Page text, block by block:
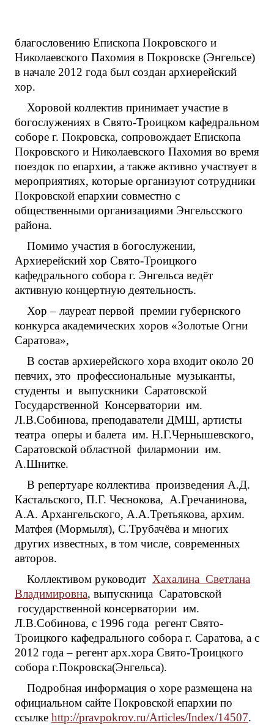
благословению Епископа Покровского и
Николаевского Пахомия в Покровске (Энгельсе)
в начале 2012 года был создан архиерейский
хор.
Хоровой коллектив принимает участие в
богослужениях в Свято-Троицком кафедральном
соборе г. Покровска, сопровождает Епископа
Покровского и Николаевского Пахомия во время
поездок по епархии, а также активно участвует в
мероприятиях, которые организуют сотрудники
Покровской епархии совместно с
общественными организациями Энгельсского
района.
Помимо участия в богослужении,
Архиерейский хор Свято-Троицкого
кафедрального собора г. Энгельса ведёт
активную концертную деятельность.
Хор – лауреат первой премии губернского
конкурса академических хоров «Золотые Огни
Саратова»,
В состав архиерейского хора входит около 20
певчих, это профессиональные музыканты,
студенты и выпускники Саратовской
Государственной Консерватории им.
Л.В.Собинова, преподаватели ДМШ, артисты
театра оперы и балета им. Н.Г.Чернышевского,
Саратовской областной филармонии им.
А.Шнитке.
В репертуаре коллектива произведения А.Д.
Кастальского, П.Г. Чеснокова, А.Гречанинова,
А.А. Архангельского, А.А.Третьякова, архим.
Матфея (Мормыля), С.Трубачёва и многих
других известных, в том числе, современных
авторов.
Коллективом руководит Хахалина Светлана
Владимировна, выпускница Саратовской
государственной консерватории им.
Л.В.Собинова, с 1996 года регент Свято-
Троицкого кафедрального собора г. Саратова, а с
2012 года – регент арх.хора Свято-Троицкого
собора г.Покровска(Энгельса).
Подробная информация о хоре размещена на
официальном сайте Покровской епархии по
ссылке http://pravpokrov.ru/Articles/Index/14507.